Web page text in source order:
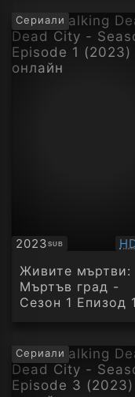
Сериали
2023SUB
Субтитри
Живите мъртви:
Мъртъв град -
Сезон 1 Епизод 1
Сериали